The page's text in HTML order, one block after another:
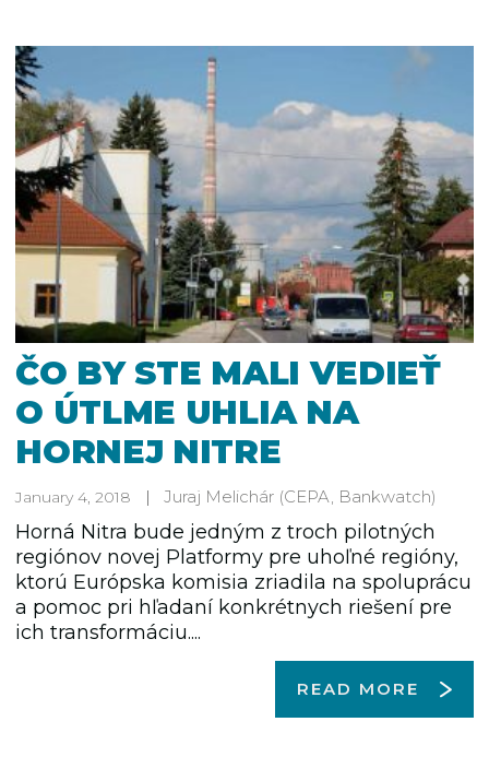
ČO BY STE MALI VEDIEŤ
O ÚTLME UHLIA NA
HORNEJ NITRE
January 4, 2018 Juraj Melichár (CEPA, Bankwatch)
Horná Nitra bude jedným z troch pilotných
regiónov novej Platformy pre uhoľné regióny,
ktorú Európska komisia zriadila na spoluprácu
a pomoc pri hľadaní konkrétnych riešení pre
ich transformáciu....
READ MORE